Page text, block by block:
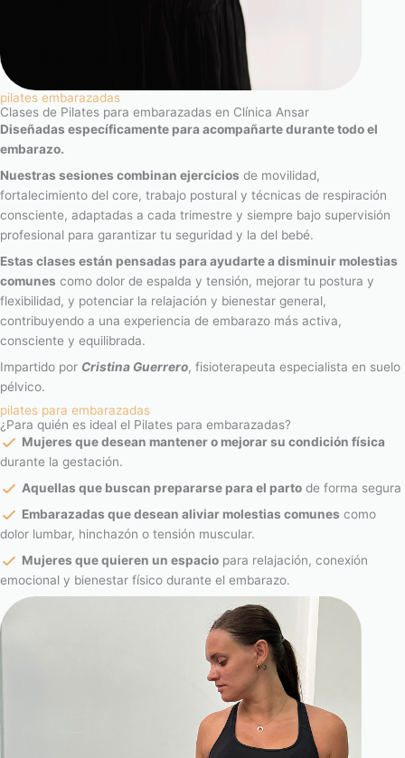
pilates embarazadas
Clases de Pilates para embarazadas en Clínica Ansar
Diseñadas específicamente para acompañarte durante todo el
embarazo.
Nuestras sesiones combinan ejercicios de movilidad,
fortalecimiento del core, trabajo postural y técnicas de respiración
consciente, adaptadas a cada trimestre y siempre bajo supervisión
profesional para garantizar tu seguridad y la del bebé.
Estas clases están pensadas para ayudarte a disminuir molestias
comunes como dolor de espalda y tensión, mejorar tu postura y
flexibilidad, y potenciar la relajación y bienestar general,
contribuyendo a una experiencia de embarazo más activa,
consciente y equilibrada.
Impartido por Cristina Guerrero, fisioterapeuta especialista en suelo
pélvico.
pilates para embarazadas
¿Para quién es ideal el Pilates para embarazadas?
Mujeres que desean mantener o mejorar su condición física
durante la gestación.
Aquellas que buscan prepararse para el parto de forma segura
Embarazadas que desean aliviar molestias comunes como
dolor lumbar, hinchazón o tensión muscular.
Mujeres que quieren un espacio para relajación, conexión
emocional y bienestar físico durante el embarazo.